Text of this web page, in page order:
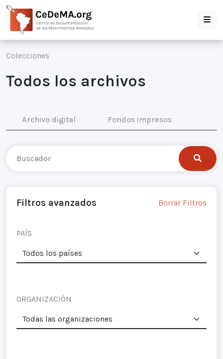
Colecciones
Todos los archivos
Archivo digital Fondos impresos
Filtros avanzados Borrar Filtros
PAÍS
ORGANIZACIÓN